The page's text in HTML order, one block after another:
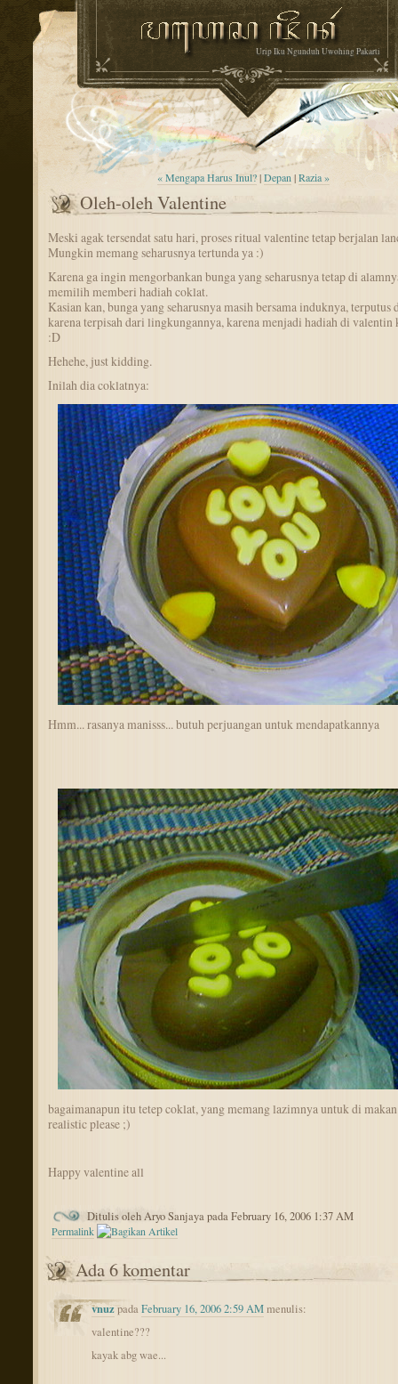
Urip Iku Ngunduh Uwohing Pakarti
« Mengapa Harus Inul?|Depan |Razia »
Oleh-oleh Valentine
Meski agak tersendat satu hari, proses ritual valentine tetap berjalan
Mungkin memang seharusnya tertunda ya :)
Karena ga ingin mengorbankan bunga yang seharusnya tetap di
memilih memberi hadiah coklat.
Kasian kan, bunga yang seharusnya masih bersama induknya, terputus
karena terpisah dari lingkungannya, karena menjadi hadiah di valentin
:D
Hehehe, just kidding.
Inilah dia coklatnya:
Hmm... rasanya manisss... butuh perjuangan untuk mendapatkannya
bagaimanapun itu tetep coklat, yang memang lazimnya untuk di
realistic please ;)
Happy valentine all
Ditulis oleh Aryo Sanjaya pada February 16, 2006 1:37 AM
Permalink
Ada 6 komentar
vnuzpadaFebruary 16, 2006 2:59 AMmenulis:
valentine???
kayak abg wae...